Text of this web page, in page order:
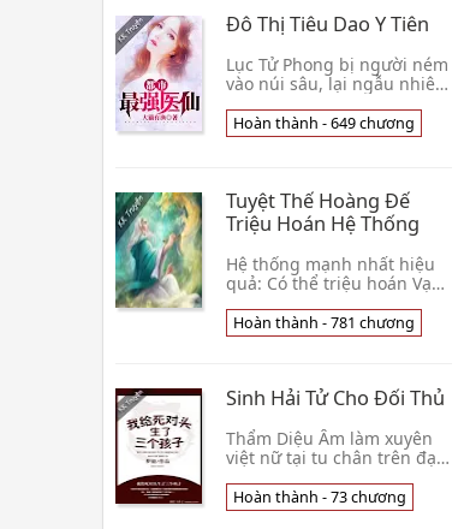
Đô Thị Tiêu Dao Y Tiên
Lục Tử Phong bị người ném
vào núi sâu, lại ngẫu nhiên
thừa, trở thành Tiên Cung
cung chủ. Tiên Cung bên
Hoàn thành - 649 chương
Tuyệt Thế Hoàng Đế
Triệu Hoán Hệ Thống
Hệ thống mạnh nhất hiệu
quả: Có thể triệu hoán Vạn
Tam quốc Chiến Thần Lữ
Bố, dũng mãnh Vô Song,
Hoàn thành - 781 chương
Sinh Hải Tử Cho Đối Thủ
Thẩm Diệu Âm làm xuyên
việt nữ tại tu chân trên đại
nước Tại một lần bí cảnh
tìm cơ hội duyên trung bị
Hoàn thành - 73 chương